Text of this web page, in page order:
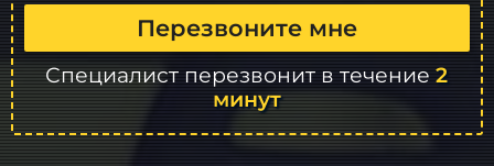
Перезвоните мне
Специалист перезвонит в течение2
минут